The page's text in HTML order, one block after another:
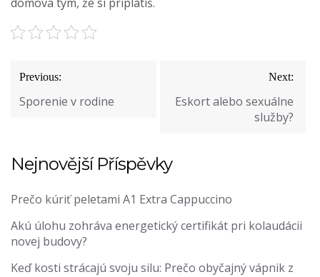
Navigace
pro
Previous:
Sporenie v rodine
Next:
Eskort alebo sexuálne
služby?
Nejnovější Příspěvky
Prečo kúriť peletami A1 Extra Cappuccino
Akú úlohu zohráva energetický certifikát pri kolaudácii
novej budovy?
Keď kosti strácajú svoju silu: Prečo obyčajný vápnik z